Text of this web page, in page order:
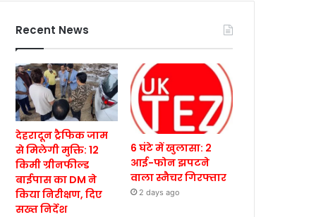
Recent News
देहरादून ट्रैफिक जाम
से मिलेगी मुक्ति: 12
किमी ग्रीनफील्ड
बाईपास का DM ने
किया निरीक्षण, दिए
सख्त निर्देश
6 घंटे में खुलासा: 2
आई-फोन झपटने
वाला स्नैचर गिरफ्तार
2 days ago